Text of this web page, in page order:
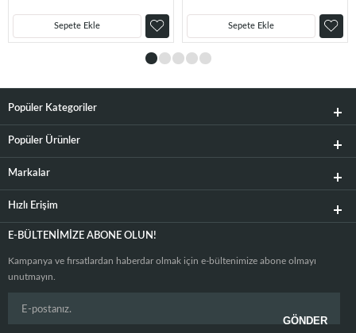
Sepete Ekle Sepete Ekle
Popüler Kategoriler
Popüler Ürünler
Markalar
Hızlı Erişim
E-BÜLTENIMIZE ABONE OLUN!
Kampanya ve fırsatlardan haberdar olmak için e-bültenimize abone olmayı
unutmayın.